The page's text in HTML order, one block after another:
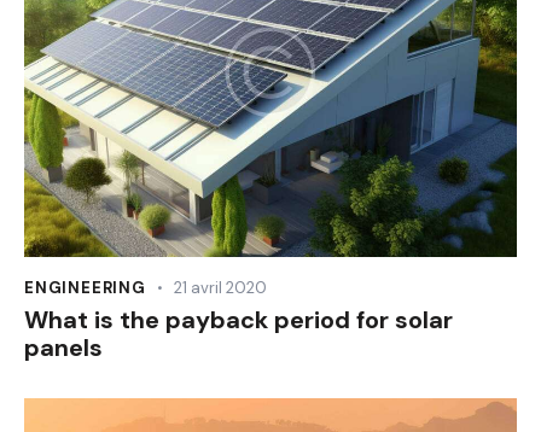
ENGINEERING 21 avril 2020
What is the payback period for solar
panels